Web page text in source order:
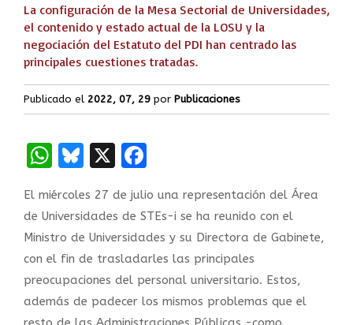
La configuración de la Mesa Sectorial de Universidades,
el contenido y estado actual de la LOSU y la
negociación del Estatuto del PDI han centrado las
principales cuestiones tratadas.
Publicado el 2022, 07, 29 por Publicaciones
WhatsApp
Bluesky
X
El miércoles 27 de julio una representación del Área
de Universidades de STEs-i se ha reunido con el
Ministro de Universidades y su Directora de Gabinete,
con el fin de trasladarles las principales
preocupaciones del personal universitario. Estos,
además de padecer los mismos problemas que el